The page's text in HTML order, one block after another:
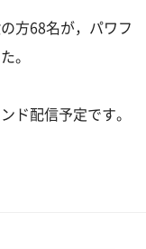
方68名が，パワフ
。
ド配信予定です。